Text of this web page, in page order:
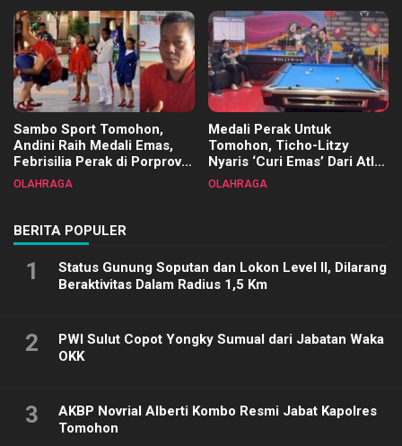
Sambo Sport Tomohon,
Andini Raih Medali Emas,
Febrisilia Perak di Porprov
Sulut 2025
OLAHRAGA
Medali Perak Untuk
Tomohon, Ticho-Litzy
Nyaris ‘Curi Emas’ Dari Atlet
Biliar PON di Porprov Sulut
OLAHRAGA
BERITA POPULER
1
Status Gunung Soputan dan Lokon Level II, Dilarang
Beraktivitas Dalam Radius 1,5 Km
2
PWI Sulut Copot Yongky Sumual dari Jabatan Waka
OKK
3
AKBP Novrial Alberti Kombo Resmi Jabat Kapolres
Tomohon